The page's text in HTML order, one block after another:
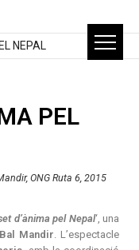
NEPAL
PEL
ONG Ruta 6, 2015
d’ànima pel Nepal‘, una
Bal Mandir . L’espectacle